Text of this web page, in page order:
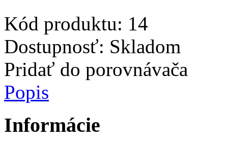
Kód produktu: 14
Dostupnosť: Skladom
Pridať do porovnávača
Popis
Informácie